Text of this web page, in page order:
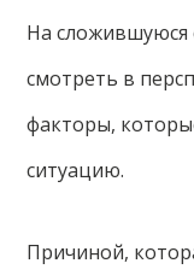
На сложившуюся
смотреть в
факторы,
ситуацию.
Причиной,